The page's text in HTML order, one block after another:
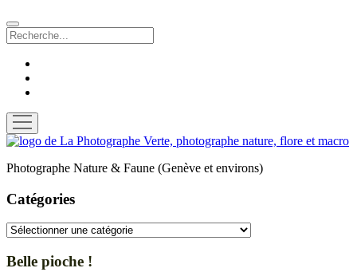
Recherche
ouvrir
menu
La
Verte
Photographe Nature & Faune (Genève et environs)
Catégories
Catégories
Belle pioche !